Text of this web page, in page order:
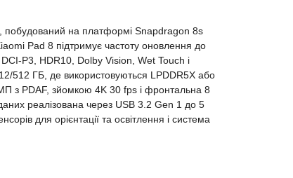
побудований на платформі Snapdragon 8s
Pad 8 підтримує частоту оновлення до
P3, HDR10, Dolby Vision, Wet Touch і
512 ГБ, де використовуються LPDDR5X або
з PDAF, зйомкою 4K 30 fps і фронтальна 8
реалізована через USB 3.2 Gen 1 до 5
для орієнтації та освітлення і система